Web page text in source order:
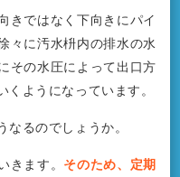
きではなく下向きにパイ
々に汚水枡内の排水の水
その水圧によって出口方
ようになっています。
るのでしょうか。
きます。 そのため、定期